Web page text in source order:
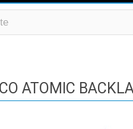
ATOMIC